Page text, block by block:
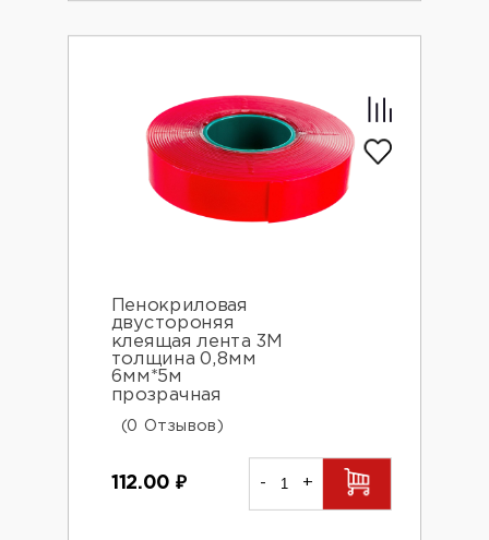
Пенокриловая
двустороняя
клеящая лента 3М
толщина 0,8мм
6мм*5м
прозрачная
(0 Отзывов)
112.00 ₽ - +